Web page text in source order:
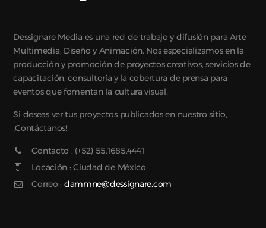
Dessignare Media es una red de trabajo y difusión para Arte
Multimedia, Diseño y Animación. Nos especializamos en la
producción y promoción de proyectos creativos, servicios de
capacitación, consultoría y la cobertura de prensa para
eventos que fomentan la cultura visual.
Si deseas ver tus proyectos publicados en nuestro sitio,
¡Contáctanos!
Contacto : (+52) 55.1685.4441
Locación : Ciudad de México
Correo : dammne@dessignare.com